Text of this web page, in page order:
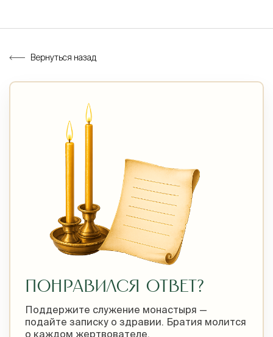
Вернуться назад
ПОНРАВИЛСЯ ОТВЕТ?
Поддержите служение монастыря —
подайте записку о здравии. Братия молится
о каждом жертвователе.